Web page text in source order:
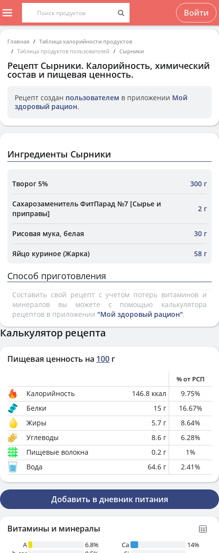
Войти
Главная
Таблица калорийности продуктов
Таблица продуктов пользователей
Сырники
Рецепт Сырники. Калорийность, химический
состав и пищевая ценность.
Рецепт создан пользователем в приложении Мой
здоровый рацион.
Ингредиенты Сырники
Творог 5% 300 г
Сахарозаменитель ФитПарад №7 [Сырье и
приправы]
2 г
Рисовая мука, белая 30 г
Яйцо куриное (Жарка) 58 г
Способ приготовления
Составить свой рецепт с учетом потерь витаминов и
минералов вы можете с помощью калькулятора
рецептов в приложении "Мой здоровый рацион".
Калькулятор рецепта
Пищевая ценность на 100 г
% от РСП
Калорийность 146.8 ккал 9.75%
Белки
15 г 16.67%
Жиры
5.7 г 8.64%
Углеводы
8.6 г 6.28%
Пищевые волокна
0.2 г 1%
Вода
64.6 г 2.41%
Добавить в дневник питания
Витамины и минералы
A
6.8%
Ca
14%